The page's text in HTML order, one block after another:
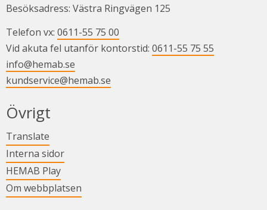
Besöksadress: Västra Ringvägen 125
Telefon vx: 0611-55 75 00
Vid akuta fel utanför kontorstid: 0611-55 75 55
info@hemab.se
kundservice@hemab.se
Övrigt
Translate
Interna sidorLänk till annan webbplats.
HEMAB PlayLänk till annan webbplats.
Om webbplatsen